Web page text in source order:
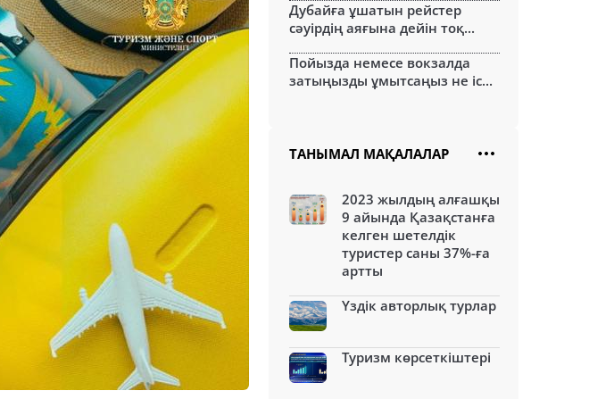
Дубайға ұшатын рейстер
сәуірдің аяғына дейін тоқ...
Пойызда немесе вокзалда
затыңызды ұмытсаңыз не іс...
ТАНЫМАЛ МАҚАЛАЛАР
2023 жылдың алғашқы
9 айында Қазақстанға
келген шетелдік
туристер саны 37%-ға
артты
Үздік авторлық турлар
Туризм көрсеткіштері